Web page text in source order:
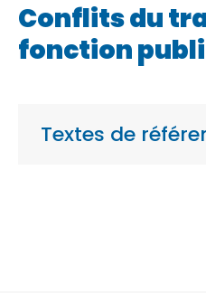
Conflits du
fonction
Textes de